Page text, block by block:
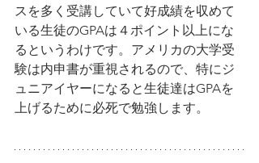
スを多く受講していて好成績を収めて
いる生徒のGPAは４ポイント以上にな
るというわけです。アメリカの大学受
験は内申書が重視されるので、特にジ
ュニアイヤーになると生徒達はGPAを
上げるために必死で勉強します。